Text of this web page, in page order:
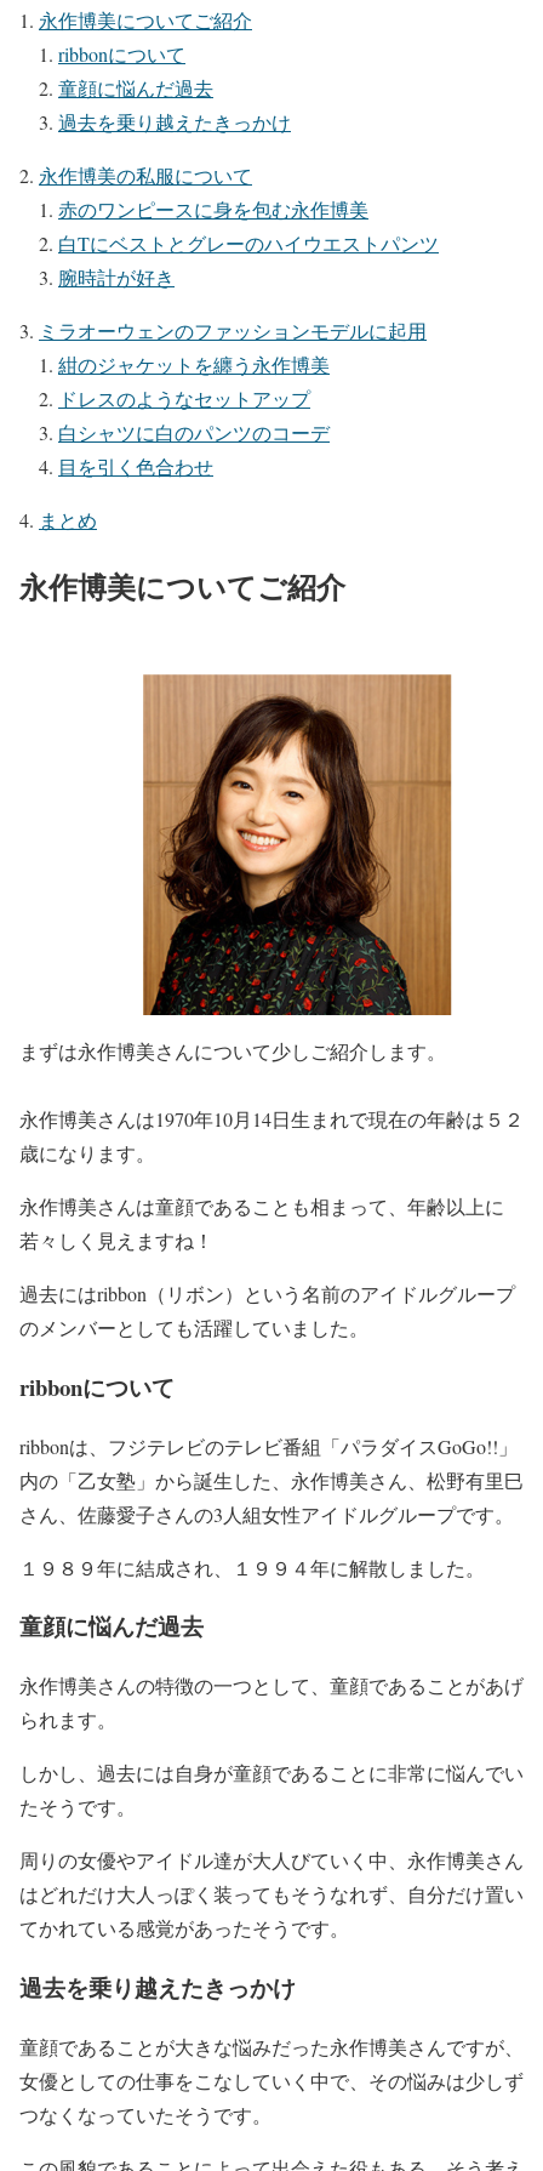
永作博美についてご紹介
ribbonについて
童顔に悩んだ過去
過去を乗り越えたきっかけ
永作博美の私服について
赤のワンピースに身を包む永作博美
白Tにベストとグレーのハイウエストパンツ
腕時計が好き
ミラオーウェンのファッションモデルに起用
紺のジャケットを纏う永作博美
ドレスのようなセットアップ
白シャツに白のパンツのコーデ
目を引く色合わせ
まとめ
永作博美についてご紹介
まずは永作博美さんについて少しご紹介します。
永作博美さんは1970年10月14日生まれで現在の年齢は５２
歳になります。
永作博美さんは童顔であることも相まって、 年齢以上に
若々しく見えますね！
過去にはribbon（リボン）という名前のアイドルグループ
のメンバーとしても活躍していました。
ribbonについて
ribbonは、フジテレビのテレビ番組「パラダイスGoGo!!」
内の「乙女塾」から誕生した、 永作博美さん
松野有里巳
さん
佐藤愛子さんの3人組女性アイドルグループです。
１９８９年に結成され、１９９４年に解散しました。
童顔に悩んだ過去
永作博美さんの特徴の一つとして、 童顔であることがあげ
られます。
しかし、過去には自身が童顔であることに非常に悩んでい
たそうです。
周りの女優やアイドル達が大人びていく中、永作博美さん
はどれだけ大人っぽく装ってもそうなれず、自分だけ置い
てかれている感覚があったそうです。
過去を乗り越えたきっかけ
童顔であることが大きな悩みだった永作博美さんですが、
女優としての仕事をこなしていく中で、その悩みは少しず
つなくなっていたそうです。